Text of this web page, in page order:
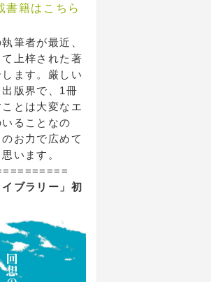
書籍はこちら
筆者が最近、
上梓された著
ます。厳しい
版界で、1冊
とは大変なエ
ることなの
お力で広めて
います。
イブラリー」初